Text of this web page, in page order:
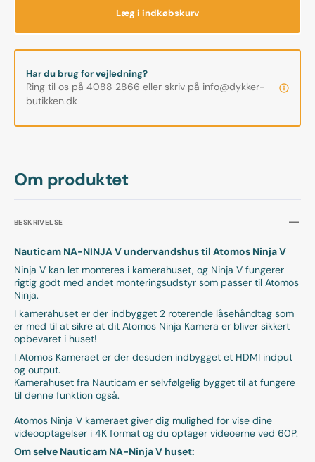
Om produktet
BESKRIVELSE
Nauticam NA-NINJA V undervandshus til Atomos Ninja V
Ninja V kan let monteres i kamerahuset, og Ninja V fungerer
rigtig godt med andet monteringsudstyr som passer til Atomos
Ninja.
I kamerahuset er der indbygget 2 roterende låsehåndtag som
er med til at sikre at dit Atomos Ninja Kamera er bliver sikkert
opbevaret i huset!
I Atomos Kameraet er der desuden indbygget et HDMI indput
og output.
Kamerahuset fra Nauticam er selvfølgelig bygget til at fungere
til denne funktion også.
Atomos Ninja V kameraet giver dig mulighed for vise dine
videooptagelser i 4K format og du optager videoerne ved 60P.
Om selve Nauticam NA-Ninja V huset:
Ninja
V
for
Atomos
V
Ninja
V
for
V
Læg i indkøbskurv
Har du brug for vejledning?
Ring til os på 4088 2866 eller skriv på info@dykker-
butikken.dk